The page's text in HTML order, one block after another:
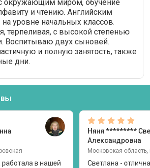
окружающим миром, обучение
и чтению. Английским
уровне начальных классов.
терпеливая, с высокой степенью
Воспитываю двух сыновей.
и полную занятость, также
дни.
работала в нашей
Няня *********
Александровна
Светлана -